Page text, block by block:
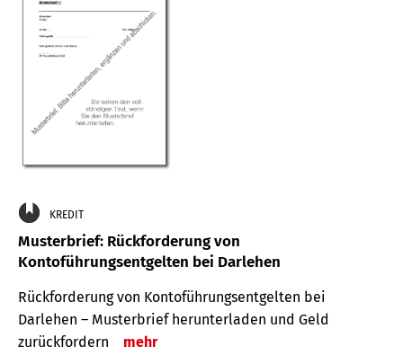
KREDIT
Musterbrief: Rückforderung von
Kontoführungsentgelten bei Darlehen
Rückforderung von Kontoführungsentgelten bei
Darlehen – Musterbrief herunterladen und Geld
zurückfordern
mehr